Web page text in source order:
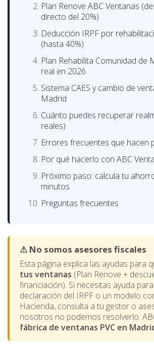
Plan Renove ABC Ventanas
directo del 20%)
Deducción IRPF por
(hasta 40%)
Plan Rehabilita Comunidad de
real en 2026
Sistema CAES y cambio de
Madrid
Cuánto puedes recuperar
reales)
Errores frecuentes que hacen
Por qué hacerlo con ABC
Próximo paso: calcula tu
minutos
Preguntas frecuentes
⚠ No somos asesores fiscales
Esta página explica las ayudas para
tus ventanas (Plan Renove +
financiación). Si necesitas ayuda
declaración del IRPF o un modelo
Hacienda, consulta a tu gestor o
nosotros no podemos resolverlo.
fábrica de ventanas PVC en